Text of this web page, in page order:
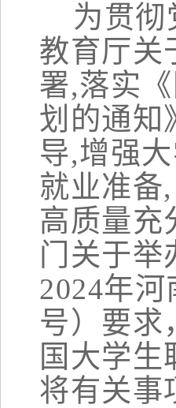
为贯
教育厅关
署,落实
划的通知
导,增强
就业准备
高质量充
门关于举
2024年
号）要求
国大学
将有关事